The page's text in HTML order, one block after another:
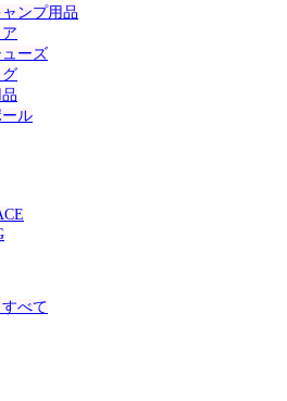
ンプ用品
ューズ
ール
べて